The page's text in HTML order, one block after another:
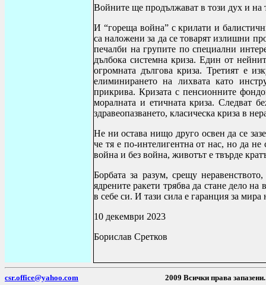
Войните ще продължават в този дух и на
И “гореща война” с крилати и
са наложени за да се товарят излишни
печалби на групите по специални
дълбока системна криза. Един от
огромната дългова криза. Третият е
елиминирането на лихвата като
прикрива. Кризата с пенсионните
моралната и етичната криза. Следват
здравеопазването, класическа криза в
Не ни остава нищо друго освен да се
че тя е по-интелигентна от нас, но да
война и без война, животът е твърде
Борбата за разум, срещу
ядрените ракети трябва да стане дело
в себе си. И тази сила е гаранция за мира
10 декември 2023
Борислав Сретков
csr.office@yahoo.com 2009 Всички